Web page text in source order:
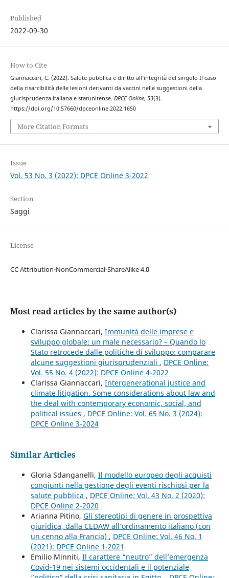
Published
2022-09-30
How to Cite
Giannaccari, C. (2022). Salute pubblica e diritto all’integrità del singolo Il caso
della risarcibilità delle lesioni derivanti da vaccini nelle suggestioni della
giurisprudenza italiana e statunitense. DPCE Online, 53(3).
https://doi.org/10.57660/dpceonline.2022.1650
More Citation Formats
Issue
Vol. 53 No. 3 (2022): DPCE Online 3-2022
Section
Saggi
License
CC Attribution-NonCommercial-ShareAlike 4.0
Most read articles by the same author(s)
Clarissa Giannaccari, Immunità delle imprese e
sviluppo globale: un male necessario? – Quando lo
Stato retrocede dalle politiche di sviluppo: comparare
alcune suggestioni giurisprudenziali , DPCE Online:
Vol. 55 No. 4 (2022): DPCE Online 4-2022
Clarissa Giannaccari, Intergenerational justice and
climate litigation. Some considerations about law and
the deal with contemporary economic, social, and
political issues , DPCE Online: Vol. 65 No. 3 (2024):
DPCE Online 3-2024
Similar Articles
Gloria Sdanganelli, Il modello europeo degli acquisti
congiunti nella gestione degli eventi rischiosi per la
salute pubblica , DPCE Online: Vol. 43 No. 2 (2020):
DPCE Online 2-2020
Arianna Pitino, Gli stereotipi di genere in prospettiva
giuridica, dalla CEDAW all’ordinamento italiano (con
un cenno alla Francia) , DPCE Online: Vol. 46 No. 1
(2021): DPCE Online 1-2021
Emilio Minniti, Il carattere “neutro” dell’emergenza
Covid-19 nei sistemi occidentali e il potenziale